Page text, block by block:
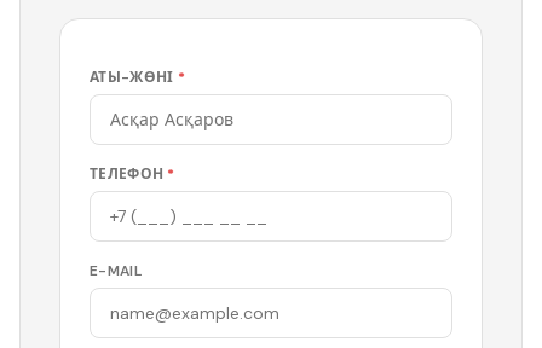
АТЫ-ЖӨНІ *
ТЕЛЕФОН *
E-MAIL